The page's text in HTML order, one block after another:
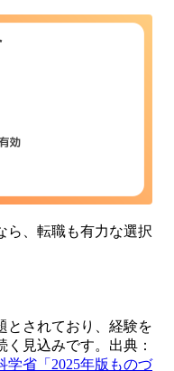
ら、転職も有力な選択
とされており、経験を
見込みです。出典：
学省「2025年版ものづ